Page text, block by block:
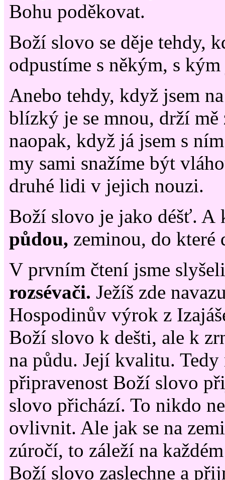
Bohu poděkovat.
Boží slovo se děje tehdy,
odpustíme s někým, s
Anebo tehdy, když jsem
blízký je se mnou, drží mě
naopak, když já jsem s
my sami snažíme být
druhé lidi v jejich nouzi.
Boží slovo je jako déšť. A
půdou, zeminou, do které
V prvním čtení jsme
rozsévači. Ježíš zde
Hospodinův výrok z
Boží slovo k dešti, ale k
na půdu. Její kvalitu. Tedy
připravenost Boží slovo
slovo přichází. To nikdo
ovlivnit. Ale jak se na
zúročí, to záleží na
Boží slovo zaslechne a